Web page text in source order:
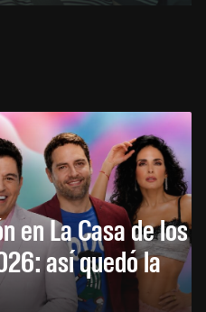
en La Casa de los
así quedó la